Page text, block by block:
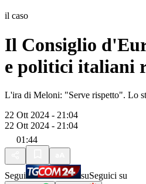
il caso
Il Consiglio
e politici italiani
L'ira di Meloni: "Serve rispetto". Lo
22 Ott 2024 - 21:04
22 Ott 2024 - 21:04
01:44
Segui suSeguici su